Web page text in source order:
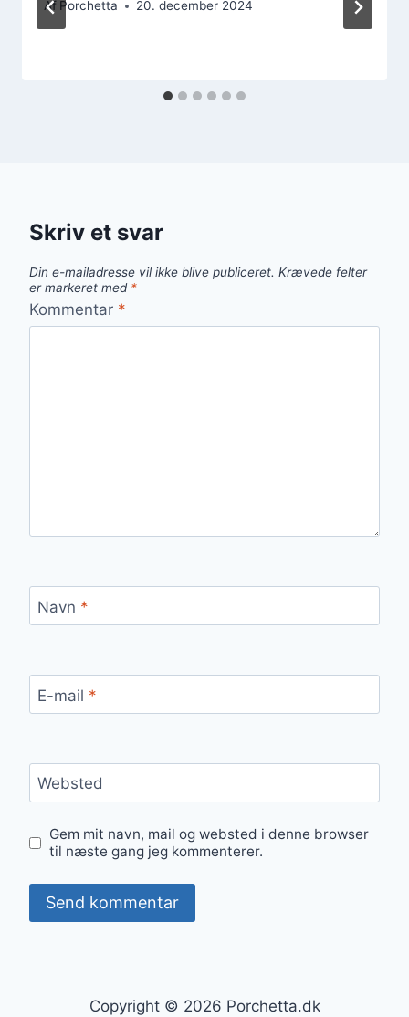
Af Porchetta 20. december 2024
Skriv et svar
Din e-mailadresse vil ikke blive publiceret. Krævede felter
er markeret med *
Kommentar *
Navn *
E-mail *
Websted
Gem mit navn, mail og websted i denne browser
til næste gang jeg kommenterer.
Copyright © 2026 Porchetta.dk